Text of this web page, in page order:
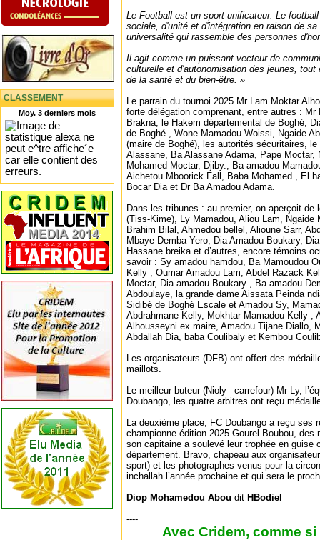
CLASSEMENT
Moy. 3 derniers mois
Le Football est un sport unificateur. Le
sociale, d'unité et d'intégration en raison de
universalité qui rassemble des personnes
Il agit comme un puissant vecteur de
culturelle et d'autonomisation des jeunes, tout
de la santé et du bien-être. »
Le parrain du tournoi 2025 Mr Lam Moktar
forte délégation comprenant, entre autres : Mr
Brakna, le Hakem départemental de Boghé,
de Boghé , Wone Mamadou Woissi, Ngaide
(maire de Boghé), les autorités sécuritaires,
Alassane, Ba Alassane Adama, Pape Moctar,
Mohamed Moctar, Djiby., Ba amadou
Aichetou Mboorick Fall, Baba Mohamed , El
Bocar Dia et Dr Ba Amadou Adama.
Dans les tribunes : au premier, on aperçoit
(Tiss-Kime), Ly Mamadou, Aliou Lam, Ngaide
Brahim Bilal, Ahmedou bellel, Alioune Sarr,
Mbaye Demba Yero, Dia Amadou Boukary,
Hassane breika et d’autres, encore témoins
savoir : Sy amadou hamdou, ⁠Ba Mamoudou
Kelly , ⁠Oumar Amadou Lam, Abdel Razack
Moctar, Dia amadou Boukary , Ba amadou
Abdoulaye, la grande dame Aissata Peinda
Sidibé de Boghé Escale et Amadou Sy,
Abdrahmane Kelly, Mokhtar Mamadou Kelly ,
Alhousseyni ex maire, Amadou Tijane Diallo,
Abdallah Dia, baba Coulibaly et Kembou
Les organisateurs (DFB) ont offert des
maillots.
Le meilleur buteur (Nioly –carrefour) Mr Ly,
Doubango, les quatre arbitres ont reçu
La deuxième place, FC Doubango a reçu ses
championne édition 2025 Gourel Boubou, des
son capitaine a soulevé leur trophée en guise
département. Bravo, chapeau aux
sport) et les photographes venus pour la
inchallah l’année prochaine et qui sera le
Diop Mohamedou Abou dit HBodiel
----
Avec Cridem, comme